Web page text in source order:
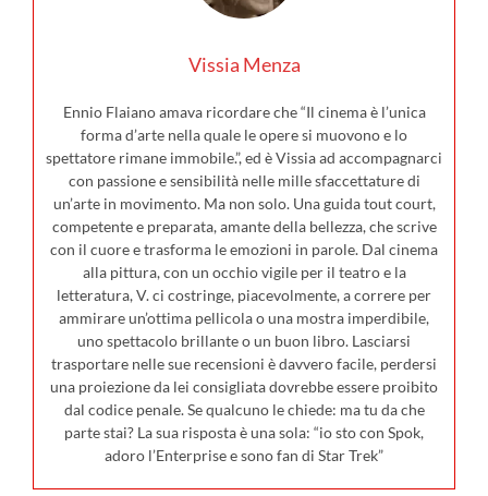
Vissia Menza
Ennio Flaiano amava ricordare che “Il cinema è l’unica
forma d’arte nella quale le opere si muovono e lo
spettatore rimane immobile.”, ed è Vissia ad accompagnarci
con passione e sensibilità nelle mille sfaccettature di
un’arte in movimento. Ma non solo. Una guida tout court,
competente e preparata, amante della bellezza, che scrive
con il cuore e trasforma le emozioni in parole. Dal cinema
alla pittura, con un occhio vigile per il teatro e la
letteratura, V. ci costringe, piacevolmente, a correre per
ammirare un’ottima pellicola o una mostra imperdibile,
uno spettacolo brillante o un buon libro. Lasciarsi
trasportare nelle sue recensioni è davvero facile, perdersi
una proiezione da lei consigliata dovrebbe essere proibito
dal codice penale. Se qualcuno le chiede: ma tu da che
parte stai? La sua risposta è una sola: “io sto con Spok,
adoro l’Enterprise e sono fan di Star Trek”